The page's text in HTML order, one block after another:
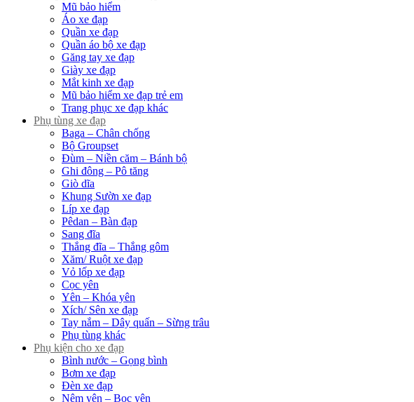
Mũ bảo hiểm
Áo xe đạp
Quần xe đạp
Quần áo bộ xe đạp
Găng tay xe đạp
Giày xe đạp
Mắt kinh xe đạp
Mũ bảo hiểm xe đạp trẻ em
Trang phục xe đạp khác
Phụ tùng xe đạp
Baga – Chân chống
Bộ Groupset
Đùm – Niền căm – Bánh bộ
Ghi đông – Pô tăng
Giò dĩa
Khung Sườn xe đạp
Líp xe đạp
Pêdan – Bàn đạp
Sang đĩa
Thắng đĩa – Thắng gôm
Xăm/ Ruột xe đạp
Vỏ lốp xe đạp
Cọc yên
Yên – Khóa yên
Xích/ Sên xe đạp
Tay nắm – Dây quấn – Sừng trâu
Phụ tùng khác
Phụ kiện cho xe đạp
Bình nước – Gọng bình
Bơm xe đạp
Đèn xe đạp
Nệm yên – Bọc yên